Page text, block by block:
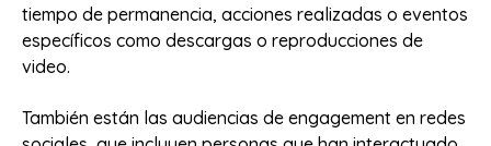
tiempo de permanencia, acciones realizadas o eventos
específicos como descargas o reproducciones de
video.
También están las audiencias de engagement en redes